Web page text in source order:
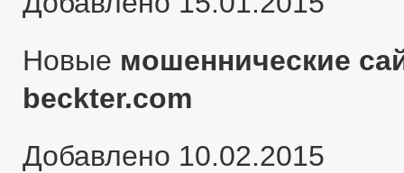
Новые мошеннические
beckter.com
Добавлено 10.02.2015